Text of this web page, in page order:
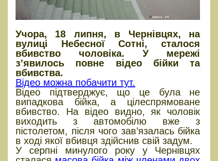
Учора, 18 липня, в Чернівцях, на
вулиці Небесної Сотні, сталося
вбивство чоловіка. У мережі
з’явилось повне відео бійки та
вбивства.
Відео можна побачити тут.
Відео підтверджує, що це була не
випадкова бійка, а цілеспрямоване
вбивство. На відео видно, як чоловік
виходить з автомобілю вже з
пістолетом, після чого зав’язалась бійка
в ході якої вбивця здійснив свій задум.
У серпні минулого року у Чернівцях